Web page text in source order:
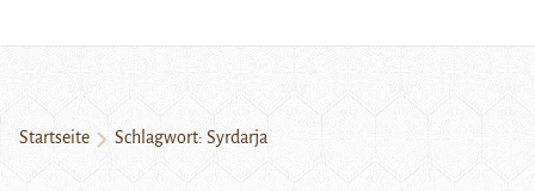
Startseite Schlagwort: Syrdarja